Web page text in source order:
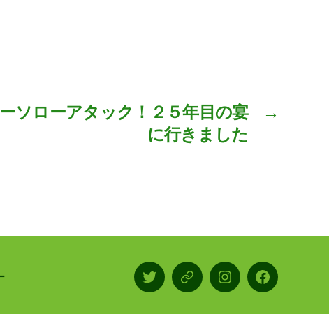
→
ソローアタック！２５年目の宴
に行きました
X/TwitterLINE InstagramFacebook